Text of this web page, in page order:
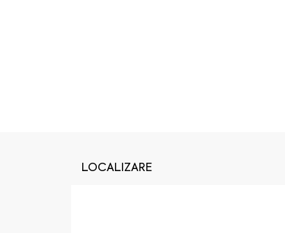
LOCALIZARE